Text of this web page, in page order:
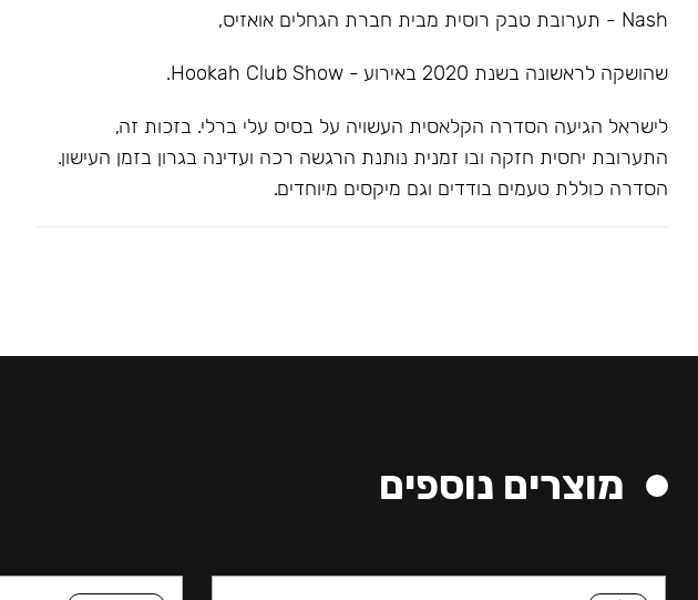
Nash - תערובת טבק רוסית מבית חברת הגחלים אואזיס,
שהושקה לראשונה בשנת 2020 באירוע - Hookah Club Show.
לישראל הגיעה הסדרה הקלאסית העשויה על בסיס עלי ברלי. בזכות זה,
התערובת יחסית חזקה ובו זמנית נותנת הרגשה רכה ועדינה בגרון בזמן העישון.
הסדרה כוללת טעמים בודדים וגם מיקסים מיוחדים.
מוצרים נוספים